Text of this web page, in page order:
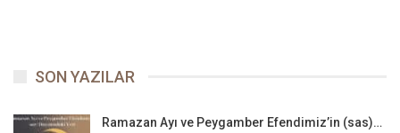
SON YAZILAR
Ramazan Ayı ve Peygamber Efendimiz’in (sas)…